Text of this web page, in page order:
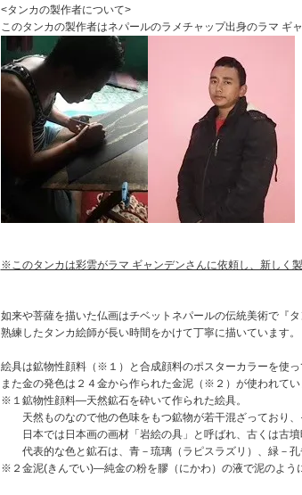
<タンカの製作者について>
このタンカの製作者はネパールのラメチャップ出身のラマ ギ
※このタンカは彩雲がラマ ギャンデンさんに依頼し、新しく
如来や菩薩を描いた仏画はチベットネパールの伝統美術で『
熟練したタンカ絵師が長い時間をかけて丁寧に描いています。
絵具は鉱物性顔料（※１）と合成顔料のポスターカラーを使っ
また金の発色は２４金から作られた金泥（※２）が使われてい
※１鉱物性顔料―天然鉱石を砕いて作られた絵具。
天然ものなので他の色味をもつ鉱物が若干混ざっており、
日本では日本画の画材「岩絵の具」と呼ばれ、古くは古墳
代表的な色と鉱石は、青－琉璃（ラピスラズリ）、緑－孔
※２金泥(きんでい)―純金の粉を膠（にかわ）の液で泥のよう